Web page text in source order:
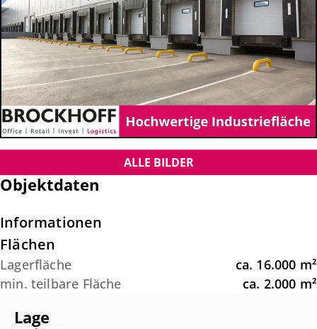
ALLE BILDER
Objektdaten
Informationen
Flächen
Lagerfläche ca. 16.000 m²
min. teilbare Fläche
ca. 2.000 m²
Lage